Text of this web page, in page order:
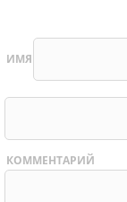
ИМЯ
КОММЕНТАРИЙ